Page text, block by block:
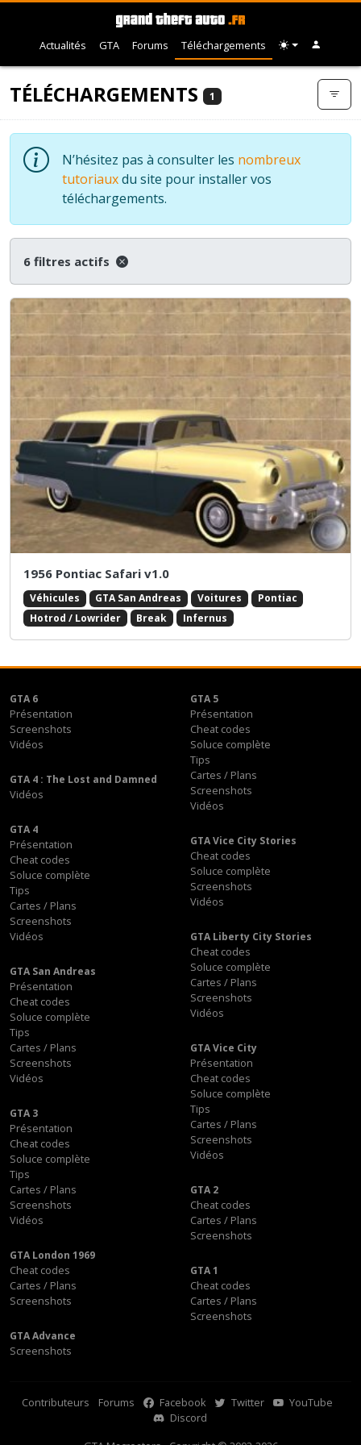
Actualités GTA Forums Téléchargements
TÉLÉCHARGEMENTS 1
N’hésitez pas à consulter les nombreux
tutoriauxdu site pour installer vos
téléchargements.
6 filtres actifs
1956 Pontiac Safari v1.0
Véhicules GTA San Andreas Voitures
Pontiac
Hotrod / Lowrider
Break Infernus
GTA 6
Présentation
Screenshots
Vidéos
GTA 5
Présentation
Cheat codes
Soluce complète
Tips
Cartes / Plans
Screenshots
Vidéos
GTA 4 : The Lost and Damned
Vidéos
GTA 4
Présentation
Cheat codes
Soluce complète
Tips
Cartes / Plans
Screenshots
Vidéos
GTA Vice City Stories
Cheat codes
Soluce complète
Screenshots
Vidéos
GTA Liberty City Stories
Cheat codes
Soluce complète
Cartes / Plans
Screenshots
Vidéos
GTA San Andreas
Présentation
Cheat codes
Soluce complète
Tips
Cartes / Plans
Screenshots
Vidéos
GTA Vice City
Présentation
Cheat codes
Soluce complète
Tips
Cartes / Plans
Screenshots
Vidéos
GTA 3
Présentation
Cheat codes
Soluce complète
Tips
Cartes / Plans
Screenshots
Vidéos
GTA 2
Cheat codes
Cartes / Plans
Screenshots
GTA London 1969
Cheat codes
Cartes / Plans
Screenshots
GTA 1
Cheat codes
Cartes / Plans
Screenshots
GTA Advance
Screenshots
Contributeurs Forums Facebook Twitter
YouTube
Discord